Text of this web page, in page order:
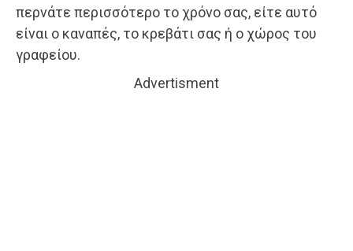
περνάτε περισσότερο το χρόνο σας, είτε αυτό
είναι ο καναπές, το κρεβάτι σας ή ο χώρος του
γραφείου.
Advertisment